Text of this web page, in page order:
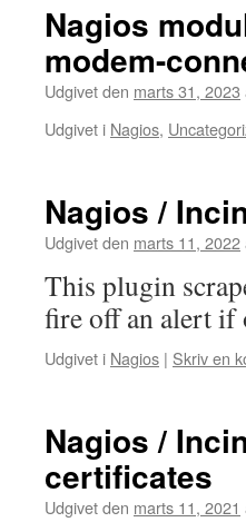
Nagios
modem-
Udgivet den marts 31, 2023
Udgivet i Nagios,
Nagios /
Udgivet den marts 11, 2022
This plugin
fire off an alert if
Udgivet i Nagios | Skriv en
Nagios /
certificates
Udgivet den marts 11, 2021